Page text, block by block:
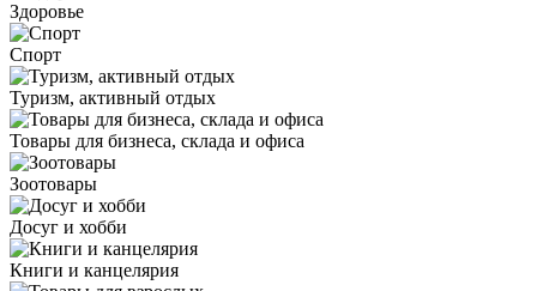
Здоровье
Спорт
Туризм, активный отдых
Товары для бизнеса, склада и офиса
Зоотовары
Досуг и хобби
Книги и канцелярия